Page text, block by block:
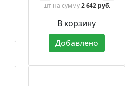
шт на сумму2 642 руб.
В корзину
Добавлено